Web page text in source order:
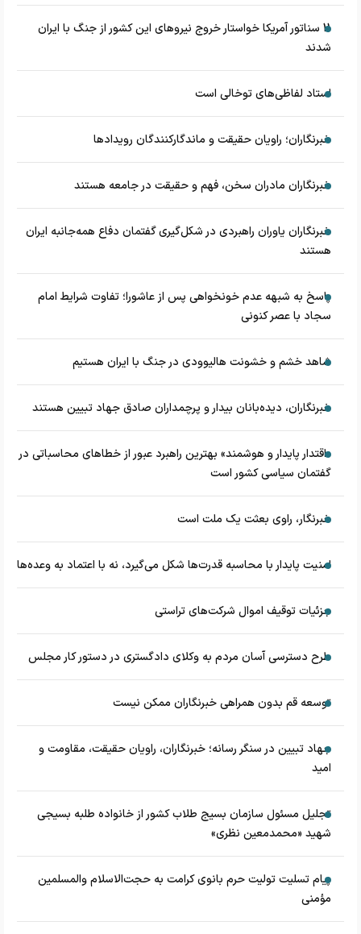
11 سناتور آمریکا خواستار خروج نیروهای این کشور از جنگ با ایران
شدند
استاد لفاظی‌های توخالی است
خبرنگاران؛ راویان حقیقت و ماندگارکنندگان رویدادها
خبرنگاران مادران سخن، فهم و حقیقت در جامعه هستند
خبرنگاران یاوران راهبردی در شکل‌گیری گفتمان دفاع همه‌جانبه ایران
هستند
پاسخ به شبهه عدم خونخواهی پس از عاشورا؛ تفاوت شرایط امام
سجاد با عصر کنونی
شاهد خشم و خشونت هالیوودی در جنگ با ایران هستیم
خبرنگاران، دیده‌بانان بیدار و پرچمداران صادق جهاد تبیین هستند
«اقتدار پایدار و هوشمند» بهترین راهبرد عبور از خطاهای محاسباتی در
گفتمان سیاسی کشور است
خبرنگار، راوی بعثت یک ملت است
امنیت پایدار با محاسبه قدرت‌ها شکل می‌گیرد، نه با اعتماد به وعده‌ها
جزئیات توقیف اموال شرکت‌های تراستی
طرح دسترسی آسان مردم به وکلای دادگستری در دستور کار مجلس
توسعه قم بدون همراهی خبرنگاران ممکن نیست
جهاد تبیین در سنگر رسانه؛ خبرنگاران، راویان حقیقت، مقاومت و
امید
تجلیل مسئول سازمان بسیج طلاب کشور از خانواده طلبه بسیجی
شهید «محمدمعین نظری»
پیام تسلیت تولیت حرم بانوی کرامت به حجت‌الاسلام‌ و‌المسلمین
مؤمنی